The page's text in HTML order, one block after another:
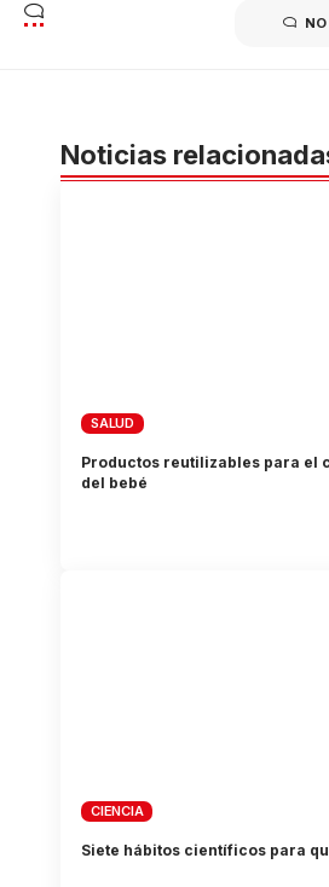
Noticias
SALUD
Productos reutilizables para el
del bebé
CIENCIA
Siete hábitos científicos para